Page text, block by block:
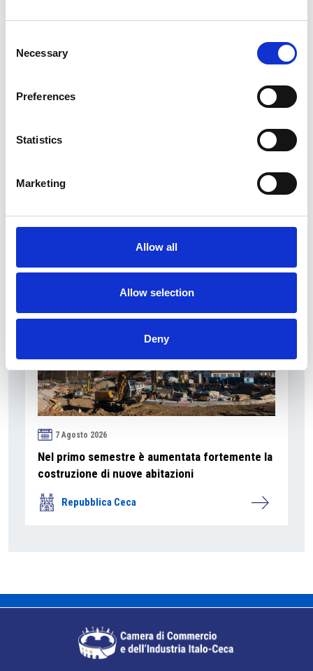
Selection
Necessary
Preferences
Statistics
Marketing
Allow all
Allow selection
Deny
semestre
7 Agosto 2026
Nel primo semestre è aumentata fortemente la
costruzione di nuove abitazioni
Repubblica Ceca